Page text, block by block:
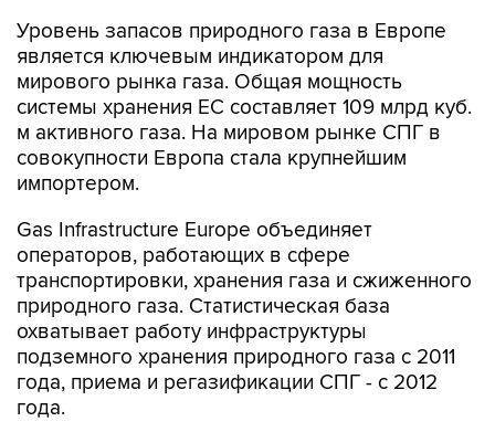
Уровень запасов природного газа в Европе
является ключевым индикатором для
мирового рынка газа. Общая мощность
системы хранения ЕС составляет 109 млрд куб.
м активного газа. На мировом рынке СПГ в
совокупности Европа стала крупнейшим
импортером.
Gas Infrastructure Europe объединяет
операторов, работающих в сфере
транспортировки, хранения газа и сжиженного
природного газа. Статистическая база
охватывает работу инфраструктуры
подземного хранения природного газа с 2011
года, приема и регазификации СПГ - с 2012
года.